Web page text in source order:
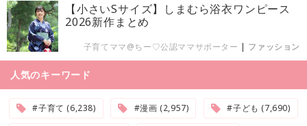
【小さいSサイズ】しまむら浴衣ワンピース
2026新作まとめ
子育てママ@ちー♡公認ママサポーター | ファッション
人気のキーワード
#子育て (6,238) #漫画 (2,957) #子ども (7,690)